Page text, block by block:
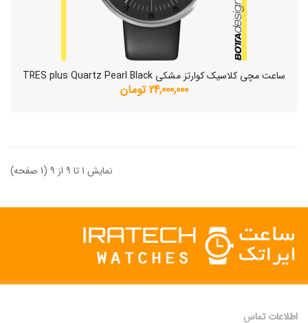
ساعت مچی کلاسیک کوارتز مشکی TRES plus Quartz Pearl Black
24,000,000 تومان
نمایش 1 تا 9 از 9 (1 صفحه)
اطلاعات تماس